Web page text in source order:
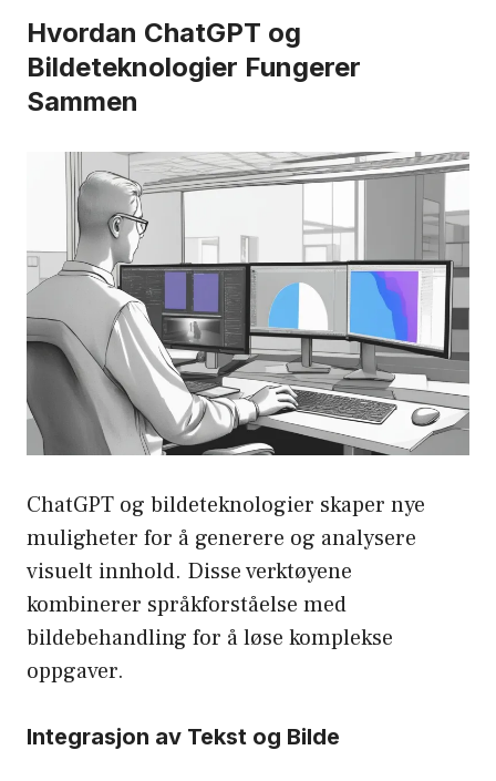
Hvordan ChatGPT og
Bildeteknologier Fungerer
Sammen
ChatGPT og bildeteknologier skaper nye
muligheter for å generere og analysere
visuelt innhold. Disse verktøyene
kombinerer språkforståelse med
bildebehandling for å løse komplekse
oppgaver.
Integrasjon av Tekst og Bilde